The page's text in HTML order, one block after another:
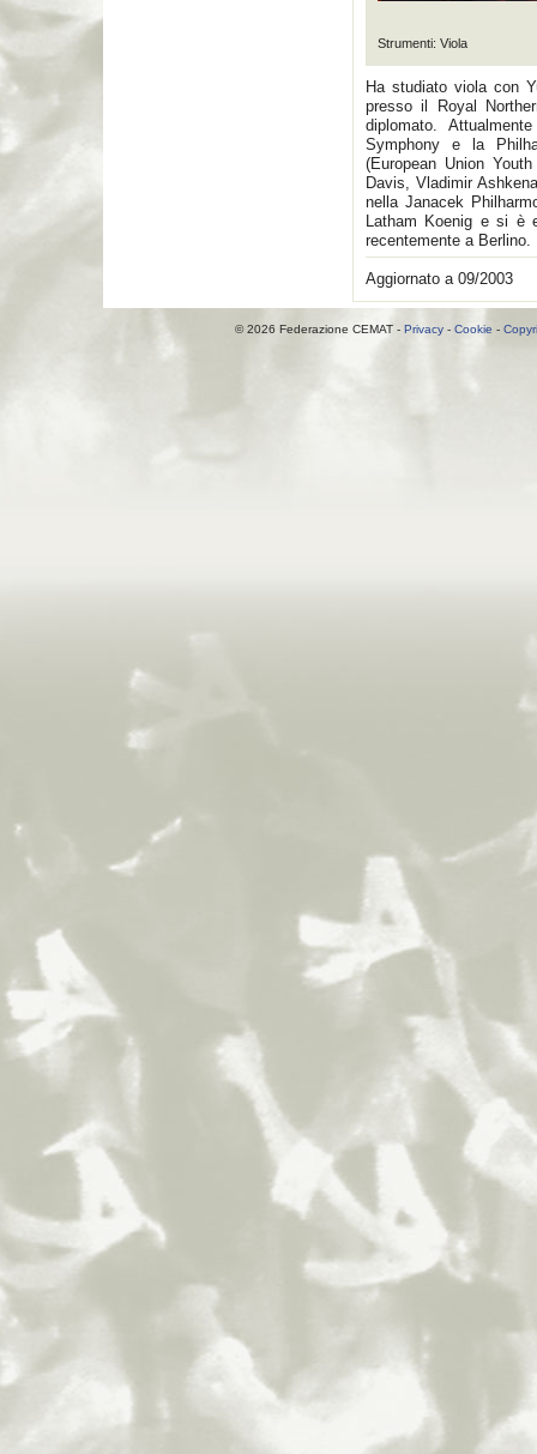
Strumenti: Viola
Ha studiato viola con
presso il Royal
diplomato.
Symphony e la
(European Union
Davis, Vladimir
nella Janacek
Latham Koenig e si è
recentemente a Berlino.
Aggiornato a 09/2003
© 2026 Federazione CEMAT - Privacy- Cookie -